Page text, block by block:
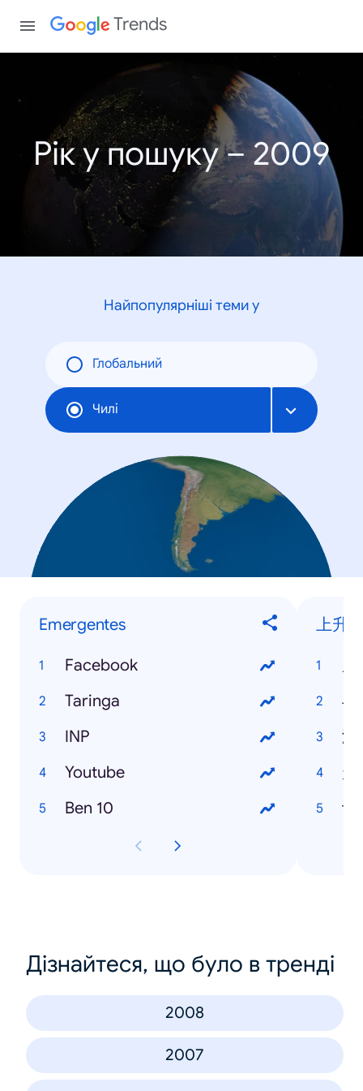
Trends
Рік у пошуку – 2009
Найпопулярніші теми у
Глобальний
Чилі
Emergentes
Facebook
Taringa
INP
Youtube
Ben 10
上升
斗
潜
走
许
Дізнайтеся, що було в тренді
2008
2007